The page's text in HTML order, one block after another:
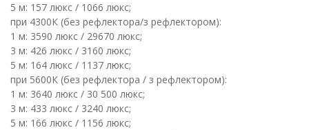
5 м: 157 люкс / 1066 люкс;
при 4300К (без рефлектора/з рефлектором):
1 м: 3590 люкс / 29670 люкс;
3 м: 426 люкс / 3160 люкс;
5 м: 164 люкс / 1137 люкс;
при 5600К (без рефлектора / з рефлектором):
1 м: 3640 люкс / 30 500 люкс;
3 м: 433 люкс / 3240 люкс;
5 м: 166 люкс / 1156 люкс;